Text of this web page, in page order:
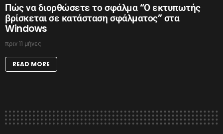
Πώς να διορθώσετε το σφάλμα “Ο εκτυπωτής
βρίσκεται σε κατάσταση σφάλματος” στα
Windows
πριν 11 μήνες
READ MORE